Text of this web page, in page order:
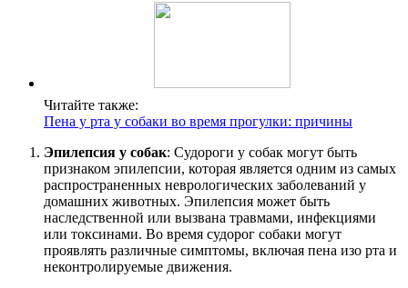
Читайте также:
Пена у рта у собаки во время прогулки: причины
Эпилепсия у собак: Судороги у собак могут быть
признаком эпилепсии, которая является одним из самых
распространенных неврологических заболеваний у
домашних животных. Эпилепсия может быть
наследственной или вызвана травмами, инфекциями
или токсинами. Во время судорог собаки могут
проявлять различные симптомы, включая пена изо рта и
неконтролируемые движения.